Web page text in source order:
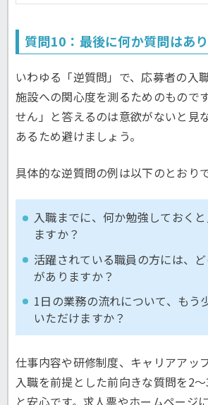
質問10：最後に何か質問はあ
いわゆる「逆質問」で、応募者の入
施設への関心度を測るためのもので
せん」と答えるのは意欲がないと見
あるため避けましょう。
具体的な逆質問の例は以下のとおりで
入職までに、何か勉強しておく
ますか？
活躍されている職員の方には、
がありますか？
1日の業務の流れについて、もう
いただけますか？
仕事内容や研修制度、キャリアアッ
入職を前提とした前向きな質問を2
と安心です。求人票やホームページ